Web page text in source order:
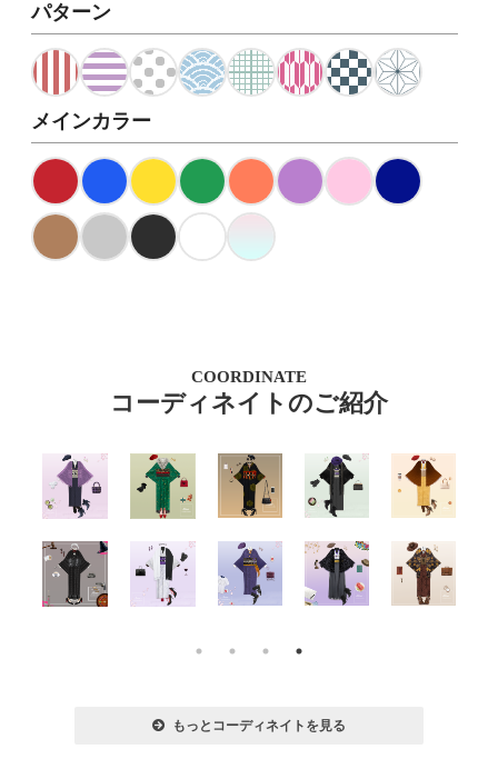
パターン
メインカラー
COORDINATE
コーディネイトのご紹介
もっとコーディネイトを見る